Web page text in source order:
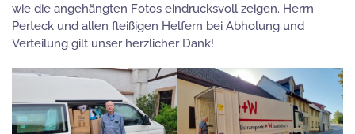
wie die angehängten Fotos eindrucksvoll zeigen. Herrn
Perteck und allen fleißigen Helfern bei Abholung und
Verteilung gilt unser herzlicher Dank!